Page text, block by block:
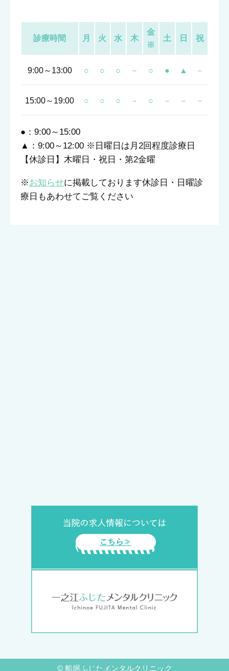
診療時間 月 火 水 木
金
※
土 日 祝
9:00～13:00 ○ ○ ○ － ○ ● ▲ －
15:00～19:00 ○ ○ ○ － ○ － － －
●：9:00～15:00
▲：9:00～12:00 ※日曜日は月2回程度診療日
【休診日】木曜日・祝日・第2金曜
※お知らせに掲載しております休診日・日曜診
療日もあわせてご覧ください
© 船堀ふじたメンタルクリニック